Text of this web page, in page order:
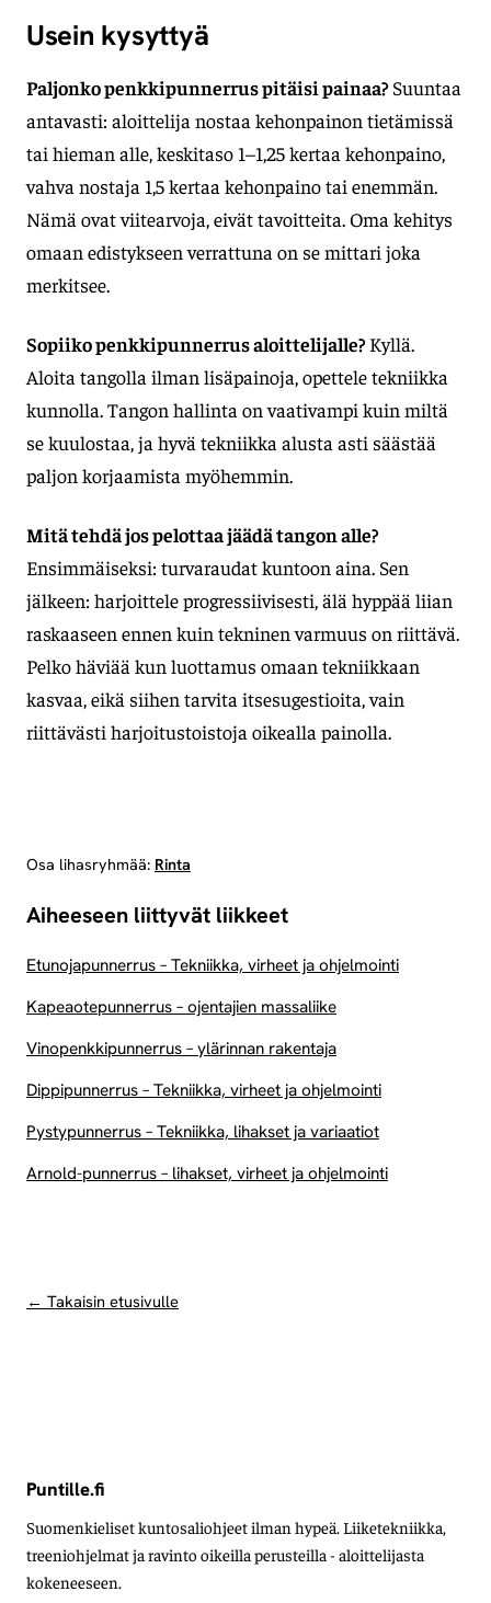
Usein kysyttyä
Paljonko penkkipunnerrus pitäisi painaa?Suuntaa
antavasti: aloittelija nostaa kehonpainon tietämissä
tai hieman alle, keskitaso 1–1,25 kertaa kehonpaino,
vahva nostaja 1,5 kertaa kehonpaino tai enemmän.
Nämä ovat viitearvoja, eivät tavoitteita. Oma kehitys
omaan edistykseen verrattuna on se mittari joka
merkitsee.
Sopiiko penkkipunnerrus aloittelijalle?Kyllä.
Aloita tangolla ilman lisäpainoja, opettele tekniikka
kunnolla. Tangon hallinta on vaativampi kuin miltä
se kuulostaa, ja hyvä tekniikka alusta asti säästää
paljon korjaamista myöhemmin.
Mitä tehdä jos pelottaa jäädä tangon alle?
Ensimmäiseksi: turvaraudat kuntoon aina. Sen
jälkeen: harjoittele progressiivisesti, älä hyppää liian
raskaaseen ennen kuin tekninen varmuus on riittävä.
Pelko häviää kun luottamus omaan tekniikkaan
kasvaa, eikä siihen tarvita itsesugestioita, vain
riittävästi harjoitustoistoja oikealla painolla.
Osa lihasryhmää: Rinta
Aiheeseen liittyvät liikkeet
Etunojapunnerrus – Tekniikka, virheet ja ohjelmointi
Kapeaotepunnerrus – ojentajien massaliike
Vinopenkkipunnerrus – ylärinnan rakentaja
Dippipunnerrus – Tekniikka, virheet ja ohjelmointi
Pystypunnerrus – Tekniikka, lihakset ja variaatiot
Arnold-punnerrus – lihakset, virheet ja ohjelmointi
← Takaisin etusivulle
Puntille.fi
Suomenkieliset kuntosaliohjeet ilman hypeä. Liiketekniikka,
treeniohjelmat ja ravinto oikeilla perusteilla - aloittelijasta
kokeneeseen.